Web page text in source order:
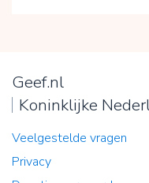
Geef.nl
Koninklijke
Veelgestelde vragen
Privacy